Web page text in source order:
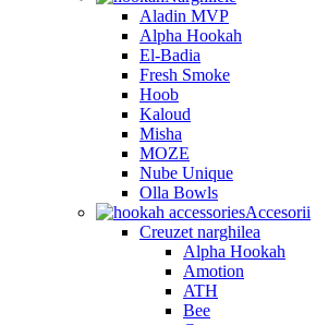
Aladin MVP
Alpha Hookah
El-Badia
Fresh Smoke
Hoob
Kaloud
Misha
MOZE
Nube Unique
Olla Bowls
Accesorii
Creuzet narghilea
Alpha Hookah
Amotion
ATH
Bee